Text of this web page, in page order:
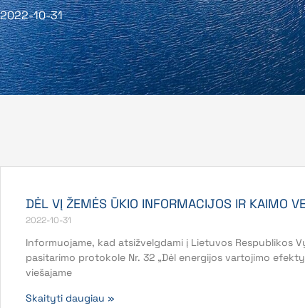
2022-10-31
DĖL VĮ ŽEMĖS ŪKIO INFORMACIJOS IR KAIMO
2022-10-31
Informuojame, kad atsižvelgdami į Lietuvos Respublikos
pasitarimo protokole Nr. 32 „Dėl energijos vartojimo
viešajame
Skaityti daugiau »